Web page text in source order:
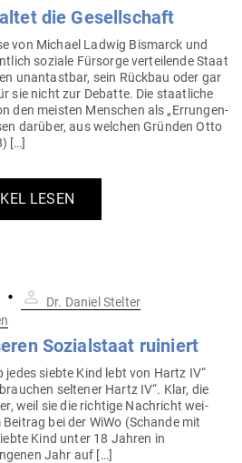
die Gesellschaft
von Michael Ladwig Bis­marck und
soziale Für­sorge ver­tei­lende Staat
unan­tastbar, sein Rückbau oder gar
sie nicht zur Debatte. Die staat­liche
den meisten Men­schen als „Errun­gen­
darüber, aus welchen Gründen Otto
[…]
LESEN
Dr. Daniel Stelter
Sozi­al­staat ruiniert
jedes siebte Kind lebt von Hartz IV“
sel­tener Hartz IV“. Klar, die
weil sie die richtige Nach­richt wei­
bei der WiWo (Schande mit
Kind unter 18 Jahren in
Jahr auf […]